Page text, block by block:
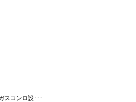
スコンロ設･･･